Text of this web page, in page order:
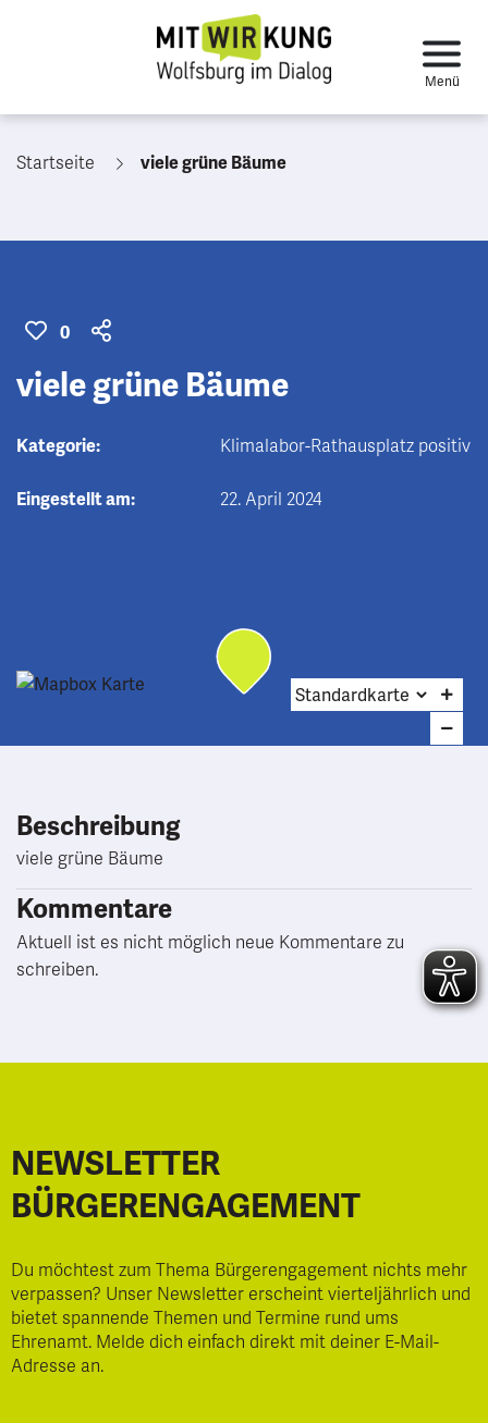
Startseite viele grüne Bäume
0
viele grüne Bäume
Kategorie: Klimalabor-Rathausplatz positiv
Eingestellt am: 22. April 2024
Beschreibung
viele grüne Bäume
Kommentare
Aktuell ist es nicht möglich neue Kommentare zu
schreiben.
NEWSLETTER
BÜRGERENGAGEMENT
Du möchtest zum Thema Bürgerengagement nichts mehr
verpassen? Unser Newsletter erscheint vierteljährlich und
bietet spannende Themen und Termine rund ums
Ehrenamt. Melde dich einfach direkt mit deiner E-Mail-
Adresse an.